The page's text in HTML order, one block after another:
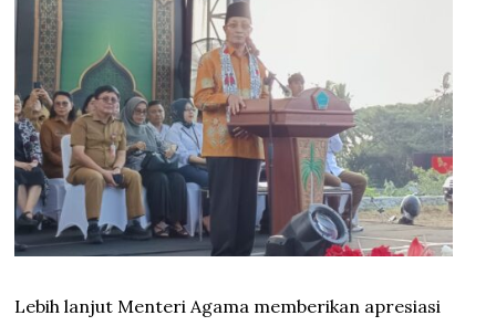
Lebih lanjut Menteri Agama memberikan apresiasi